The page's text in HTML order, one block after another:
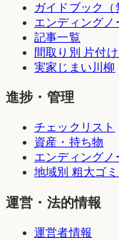
ガイドブック（
エンディングノ
記事一覧
間取り別 片付け
実家じまい川柳
進捗・管理
チェックリスト
資産・持ち物
エンディングノ
地域別 粗大ゴ
運営・法的情報
運営者情報